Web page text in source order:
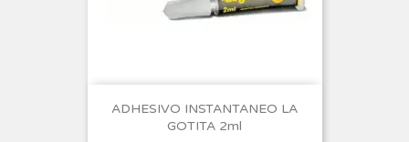
ADHESIVO INSTANTANEO LA
GOTITA 2ml